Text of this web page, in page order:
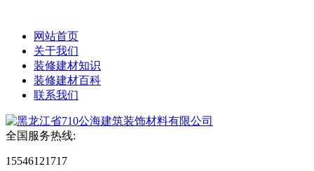
网站首页
关于我们
装修建材知识
装修建材百科
联系我们
全国服务热线:
15546121717